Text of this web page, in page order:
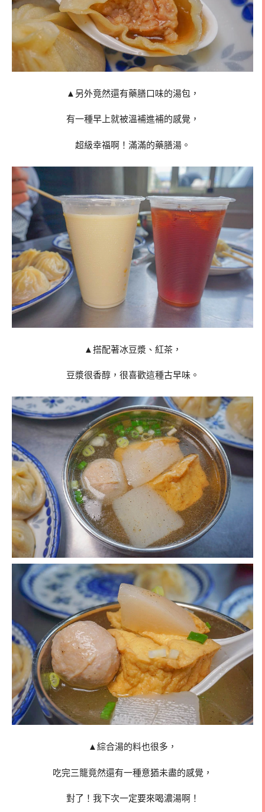
▲另外竟然還有藥膳口味的湯包，
有一種早上就被溫補進補的感覺，
超級幸福啊！滿滿的藥膳湯。
▲搭配著冰豆漿、紅茶，
豆漿很香醇，很喜歡這種古早味。
▲綜合湯的料也很多，
吃完三籠竟然還有一種意猶未盡的感覺，
對了！我下次一定要來喝濃湯啊！